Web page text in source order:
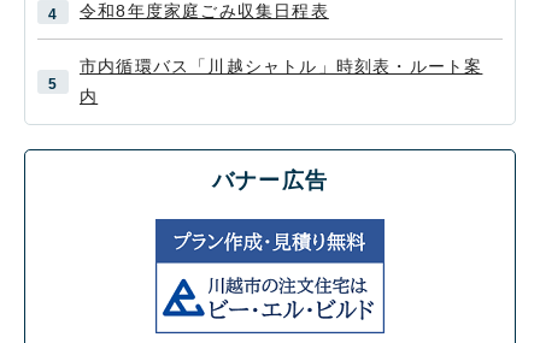
令和8年度家庭ごみ収集日程表
市内循環バス「川越シャトル」時刻表・ルート案
内
バナー広告